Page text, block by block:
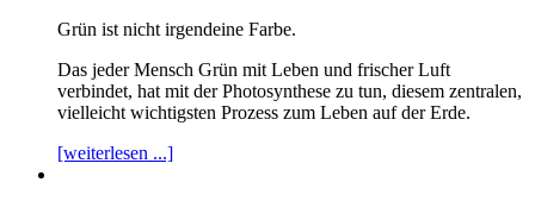
Grün ist nicht irgendeine Farbe.
Das jeder Mensch Grün mit Leben und frischer Luft
verbindet, hat mit der Photosynthese zu tun, diesem zentralen,
vielleicht wichtigsten Prozess zum Leben auf der Erde.
[weiterlesen ...]